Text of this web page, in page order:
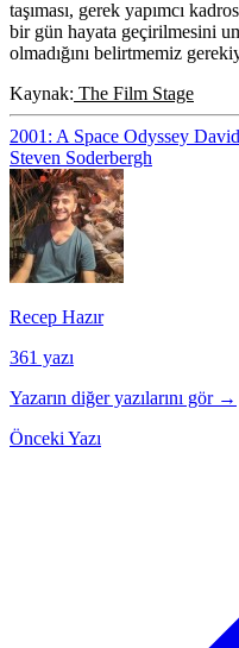
taşıması, gerek yapımcı
bir gün hayata geçirilmesini
olmadığını belirtmemiz
Kaynak: The Film Stage
2001: A Space Odyssey
Steven Soderbergh
Recep Hazır
361 yazı
Yazarın diğer yazılarını gör →
Önceki Yazı